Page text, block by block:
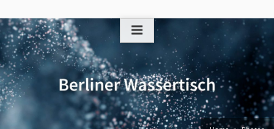
to
content